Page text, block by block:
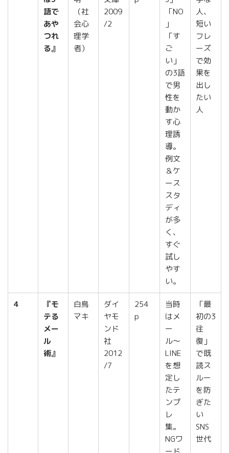
語で
あや
つれ
る』
（社
会心
理学
者）
2009
/2
「NO
」
「す
ご
い」
の3語
で男
性を
動か
す心
理誘
導。
例文
＆ケ
ース
スタ
ディ
が多
く、
すぐ
試し
やす
い。
人、
短い
フレ
ーズ
で効
果を
出し
たい
人
4
『モ
テる
メー
ル
術』
白鳥
マキ
ダイ
ヤモ
ンド
社
2012
/7
254
p
当時
はメ
ー
ル〜
LINE
を想
定し
たテ
ンプ
レ
集。
NGワ
「最
初の3
往
復」
で既
読ス
ルー
を防
ぎた
い
SNS
世代